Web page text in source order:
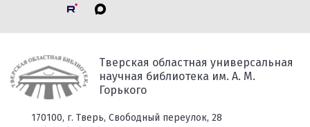
Тверская областная универсальная
научная библиотека им. А. М.
Горького
170100, г. Тверь, Свободный переулок, 28